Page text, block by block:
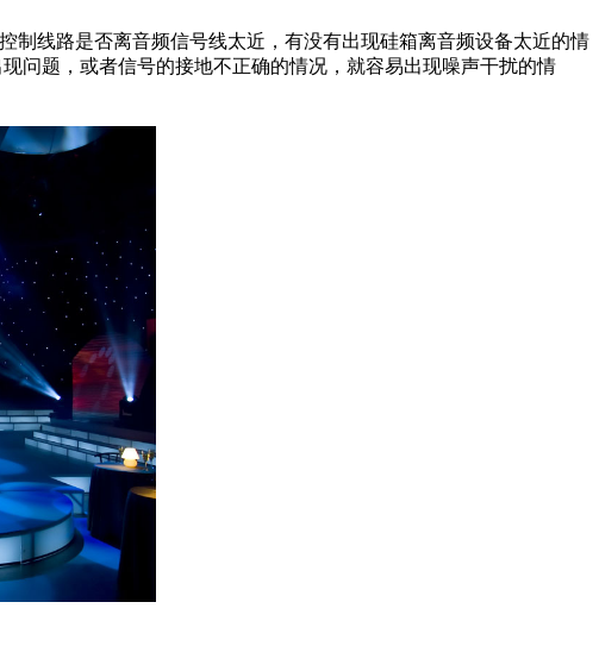
制线路是否离音频信号线太近，有没有出现硅箱离音频设备太近的情
问题，或者信号的接地不正确的情况，就容易出现噪声干扰的情